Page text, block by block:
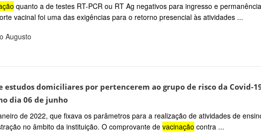
quanto a de testes RT-PCR ou RT Ag negativos para ingresso e
vacinal foi uma das exigências para o retorno presencial às atividades ...
Augusto
estudos domiciliares por pertencerem ao grupo de risco da Covid-
dia 06 de junho
de 2022, que fixava os parâmetros para a realização de atividades de
no âmbito da instituição. O comprovante de vacinação contra ...